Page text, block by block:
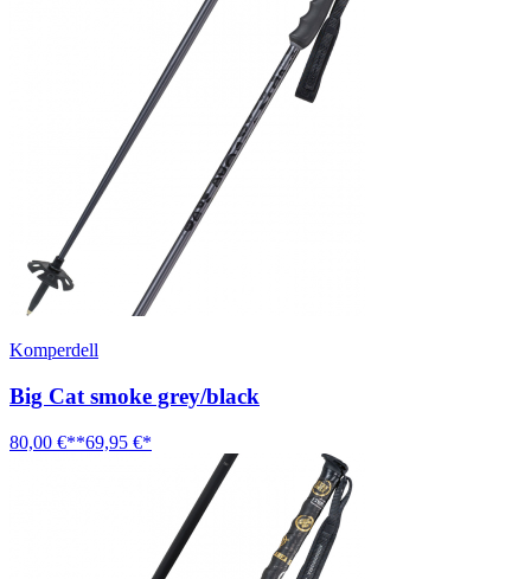
Komperdell
Big Cat smoke grey/black
80,00 €**69,95 €*